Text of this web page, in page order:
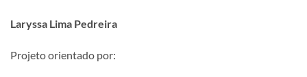
Laryssa Lima Pedreira
Projeto orientado por: